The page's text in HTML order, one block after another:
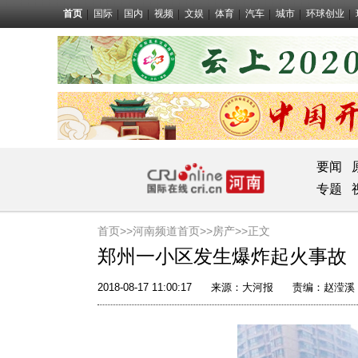
首页 国际 国内 视频 文娱 体育 汽车 城市 环球创业
要闻
专题
首页>>河南频道首页>>房产>>正文
郑州一小区发生爆炸起火事故
2018-08-17 11:00:17 来源： 大河报 责编：赵滢溪